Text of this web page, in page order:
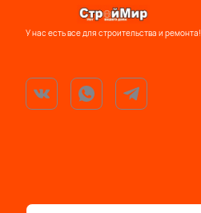
У нас есть все для строительства и ремонта!